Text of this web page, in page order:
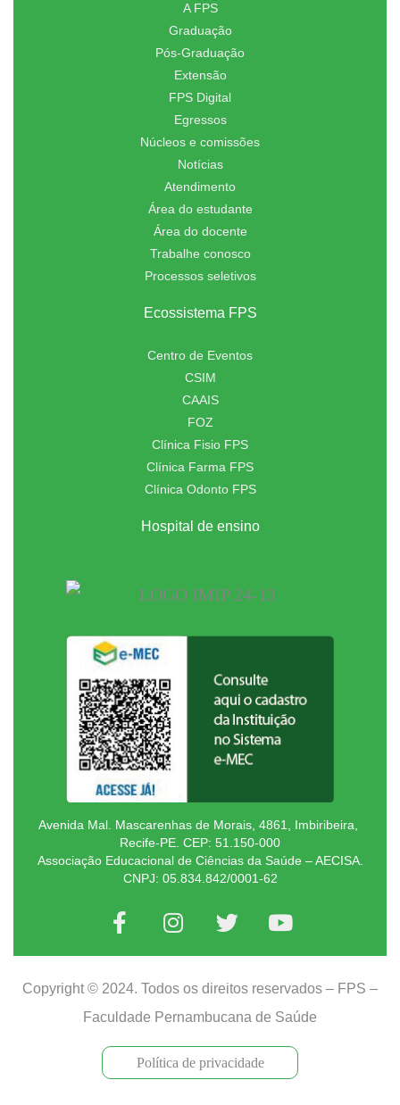
A FPS
Graduação
Pós-Graduação
Extensão
FPS Digital
Egressos
Núcleos e comissões
Notícias
Atendimento
Área do estudante
Área do docente
Trabalhe conosco
Processos seletivos
Ecossistema FPS
Centro de Eventos
CSIM
CAAIS
FOZ
Clínica Fisio FPS
Clínica Farma FPS
Clínica Odonto FPS
Hospital de ensino
Avenida Mal. Mascarenhas de Morais, 4861, Imbiribeira,
Recife-PE. CEP: 51.150-000
Associação Educacional de Ciências da Saúde – AECISA.
CNPJ: 05.834.842/0001-62
Copyright © 2024. Todos os direitos reservados – FPS –
Faculdade Pernambucana de Saúde
Política de privacidade